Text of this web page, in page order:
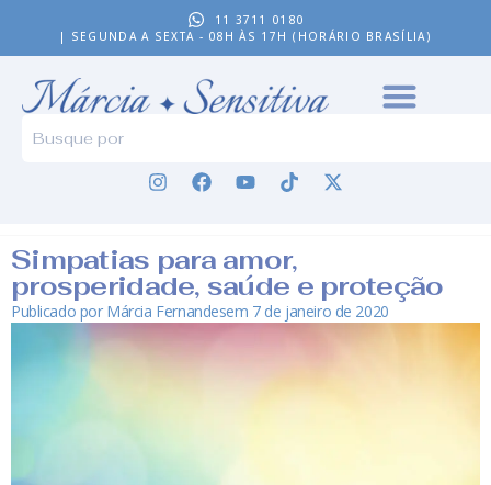
11 3711 0180
| SEGUNDA A SEXTA - 08H ÀS 17H (HORÁRIO BRASÍLIA)
Simpatias para amor,
prosperidade, saúde e proteção
Publicado porMárcia Fernandesem 7 de janeiro de 2020